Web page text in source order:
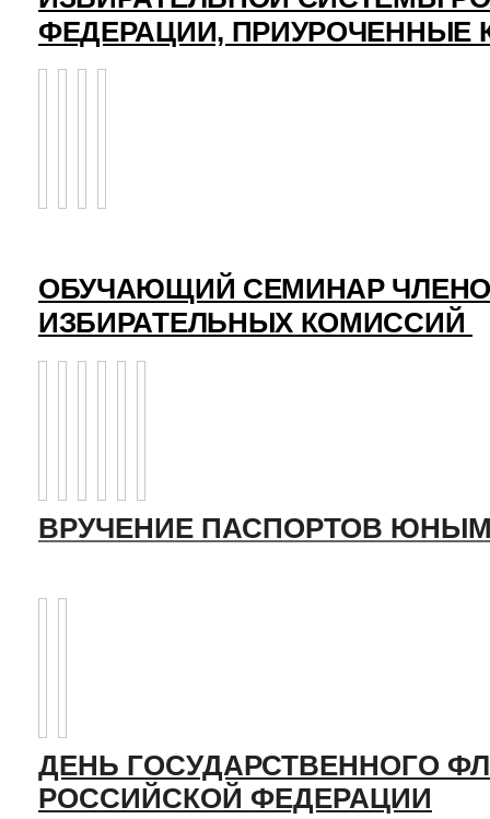
ФЕДЕРАЦИИ, ПРИУРОЧЕННЫЕ
ОБУЧАЮЩИЙ СЕМИНАР
ИЗБИРАТЕЛЬНЫХ КОМИССИЙ
ВРУЧЕНИЕ ПАСПОРТОВ
ДЕНЬ ГОСУДАРСТВЕННОГО
РОССИЙСКОЙ ФЕДЕРАЦИИ